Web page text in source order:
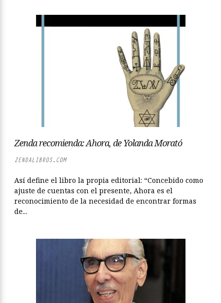
Zenda recomienda: Ahora, de Yolanda Morató
ZENDALIBROS.COM
Así define el libro la propia editorial: “Concebido como
ajuste de cuentas con el presente, Ahora es el
reconocimiento de la necesidad de encontrar formas
de...